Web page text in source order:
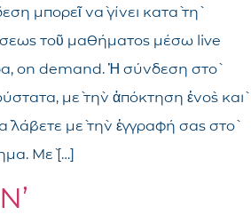
μπορεῖ νὰ γίνει κατὰ τὴ
τοῦ μαθήματος μέσω live
on demand. Ἡ σύνδεση στὸ
μὲ τὴν ἀπόκτηση ἑνὸς καὶ
λάβετε μὲ τὴν ἐγγραφή σας στὸ
Μὲ […]